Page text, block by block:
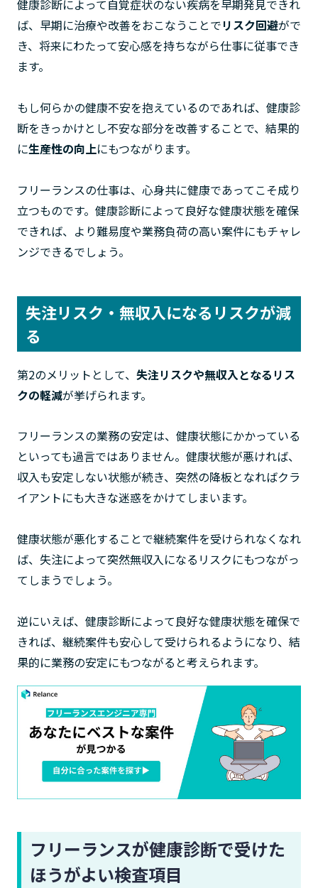
健康診断によって自覚症状のない疾病を早期発見できれ
ば、早期に治療や改善をおこなうことでリスク回避がで
き、将来にわたって安心感を持ちながら仕事に従事でき
ます。
もし何らかの健康不安を抱えているのであれば、健康診
断をきっかけとし不安な部分を改善することで、結果的
に生産性の向上にもつながります。
フリーランスの仕事は、心身共に健康であってこそ成り
立つものです。健康診断によって良好な健康状態を確保
できれば、より難易度や業務負荷の高い案件にもチャレ
ンジできるでしょう。
失注リスク・無収入になるリスクが減
る
第2のメリットとして、 失注リスクや無収入となるリス
クの軽減が挙げられます。
フリーランスの業務の安定は、健康状態にかかっている
といっても過言ではありません。健康状態が悪ければ、
収入も安定しない状態が続き、突然の降板となればクラ
イアントにも大きな迷惑をかけてしまいます。
健康状態が悪化することで継続案件を受けられなくなれ
ば、失注によって突然無収入になるリスクにもつながっ
てしまうでしょう。
逆にいえば、健康診断によって良好な健康状態を確保で
きれば、継続案件も安心して受けられるようになり、結
果的に業務の安定にもつながると考えられます。
フリーランスが健康診断で受けた
ほうがよい検査項目